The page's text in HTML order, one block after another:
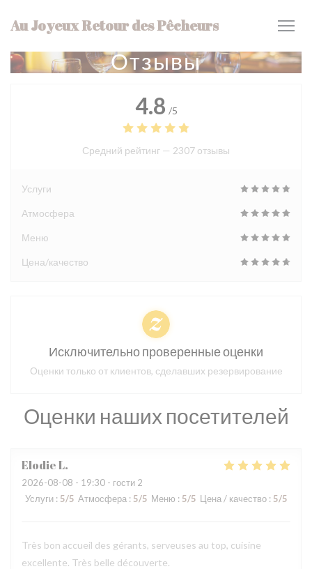
Au Joyeux Retour des Pêcheurs
Отзывы
Оценки наших посетителей
ElodieL
2026-08-08 - 19:30 - гости 2
Услуги : 5/5 Атмосфера : 5/5 Меню : 5/5 Цена / качество : 5/5
Très bon accueil des gérants, serveuses au top, cuisine
excellente. Très belle découverte.
4.8 /5
Средний рейтинг — 2307 отзывы
Услуги
Атмосфера
Меню
Цена/качество
Исключительно проверенные оценки
Оценки только от клиентов, сделавших резервирование